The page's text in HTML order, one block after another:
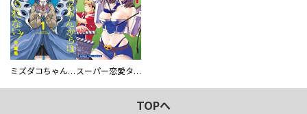
ミズダコちゃんからは逃げられない！ スーパー恋愛タイム！～現場でドＳな彼女は自宅でデレる～
TOPへ